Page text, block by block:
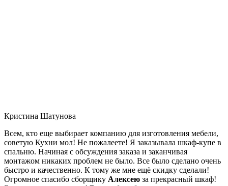
Кристина Шатунова
Всем, кто еще выбирает компанию для изготовления мебели,
советую Кухни мол! Не пожалеете! Я заказывала шкаф-купе в
спальню. Начиная с обсуждения заказа и заканчивая
монтажом никаких проблем не было. Все было сделано очень
быстро и качественно. К тому же мне ещё скидку сделали!
Огромное спасибо сборщику Алексею за прекрасный шкаф!